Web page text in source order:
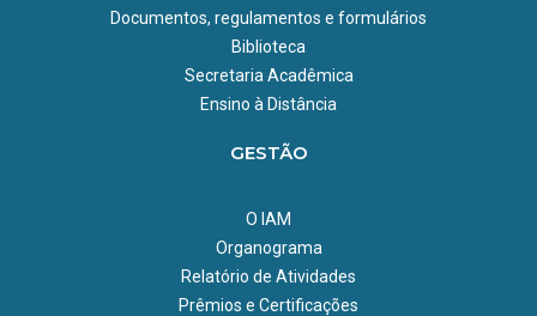
Documentos, regulamentos e formulários
Biblioteca
Secretaria Acadêmica
Ensino à Distância
GESTÃO
O IAM
Organograma
Relatório de Atividades
Prêmios e Certificações